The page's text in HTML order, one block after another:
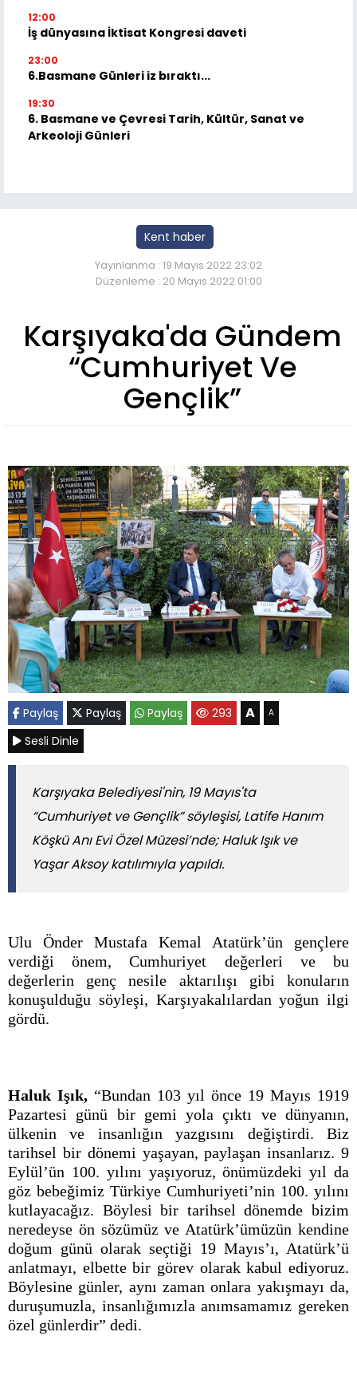
12:00
İş dünyasına İktisat Kongresi daveti
23:00
6.Basmane Günleri iz bıraktı...
19:30
6. Basmane ve Çevresi Tarih, Kültür, Sanat ve
Arkeoloji Günleri
Kent haber
Yayınlanma : 19 Mayıs 2022 23:02
Düzenleme : 20 Mayıs 2022 01:00
Karşıyaka'da Gündem
“Cumhuriyet Ve
Gençlik”
Paylaş Paylaş Paylaş 293 A A
Sesli Dinle
Karşıyaka Belediyesi'nin, 19 Mayıs'ta
“Cumhuriyet ve Gençlik” söyleşisi, Latife Hanım
Köşkü Anı Evi Özel Müzesi’nde; Haluk Işık ve
Yaşar Aksoy katılımıyla yapıldı.
Ulu Önder Mustafa Kemal Atatürk’ün gençlere
verdiği önem, Cumhuriyet değerleri ve bu
değerlerin genç nesile aktarılışı gibi konuların
konuşulduğu söyleşi, Karşıyakalılardan yoğun ilgi
gördü.
Haluk Işık, “Bundan 103 yıl önce 19 Mayıs 1919
Pazartesi günü bir gemi yola çıktı ve dünyanın,
ülkenin ve insanlığın yazgısını değiştirdi. Biz
tarihsel bir dönemi yaşayan, paylaşan insanlarız. 9
Eylül’ün 100. yılını yaşıyoruz, önümüzdeki yıl da
göz bebeğimiz Türkiye Cumhuriyeti’nin 100. yılını
kutlayacağız. Böylesi bir tarihsel dönemde bizim
neredeyse ön sözümüz ve Atatürk’ümüzün kendine
doğum günü olarak seçtiği 19 Mayıs’ı, Atatürk’ü
anlatmayı, elbette bir görev olarak kabul ediyoruz.
Böylesine günler, aynı zaman onlara yakışmayı da,
duruşumuzla, insanlığımızla anımsamamız gereken
özel günlerdir” dedi.